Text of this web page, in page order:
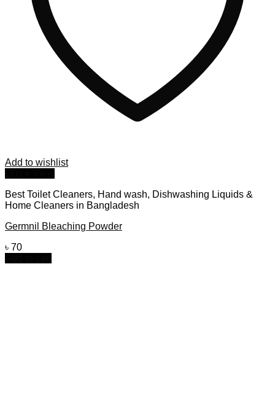
Add to wishlist
Best Toilet Cleaners, Hand wash, Dishwashing Liquids &
Home Cleaners in Bangladesh
Germnil Bleaching Powder
৳ 70